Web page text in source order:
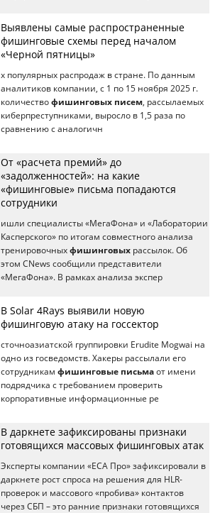
Выявлены самые распространенные
фишинговые схемы перед началом
«Черной пятницы»
х популярных распродаж в стране. По данным
аналитиков компании, с 1 по 15 ноября 2025 г.
количество фишинговых писем , рассылаемых
киберпреступниками, выросло в 1,5 раза по
сравнению с аналогичн
От «расчета премий» до
«задолженностей»: на какие
«фишинговые» письма попадаются
сотрудники
ишли специалисты «МегаФона» и «Лаборатории
Касперского» по итогам совместного анализа
тренировочных фишинговых рассылок. Об
этом CNews сообщили представители
«МегаФона». В рамках анализа экспер
В Solar 4Rays выявили новую
фишинговую атаку на госсектор
сточноазиатской группировки Erudite Mogwai на
одно из госведомств. Хакеры рассылали его
сотрудникам фишинговые письма от имени
подрядчика с требованием проверить
корпоративные информационные ре
В даркнете зафиксированы признаки
готовящихся массовых фишинговых атак
Эксперты компании «ЕСА Про» зафиксировали в
даркнете рост спроса на решения для HLR-
проверок и массового «пробива» контактов
через СБП – это ранние признаки готовящихся